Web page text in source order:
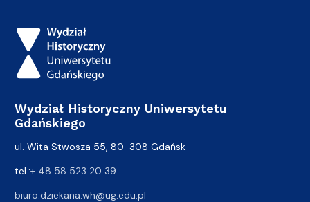
Wydział Historyczny Uniwersytetu
Gdańskiego
ul. Wita Stwosza 55, 80-308 Gdańsk
tel.:+ 48 58 523 20 39
biuro.dziekana.wh@ug.edu.pl